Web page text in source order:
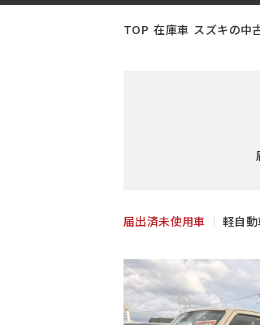
TOP 在庫車 スズキの中
届出済未使用車 ｜ 軽自動